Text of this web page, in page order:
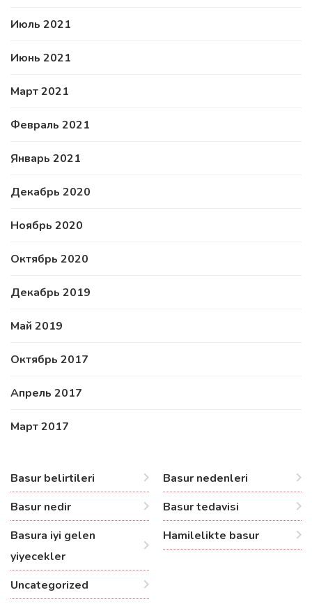
Июль 2021
Июнь 2021
Март 2021
Февраль 2021
Январь 2021
Декабрь 2020
Ноябрь 2020
Октябрь 2020
Декабрь 2019
Май 2019
Октябрь 2017
Апрель 2017
Март 2017
Basur belirtileri
Basur nedenleri
Basur nedir
Basur tedavisi
Basura iyi gelen
yiyecekler
Hamilelikte basur
Uncategorized